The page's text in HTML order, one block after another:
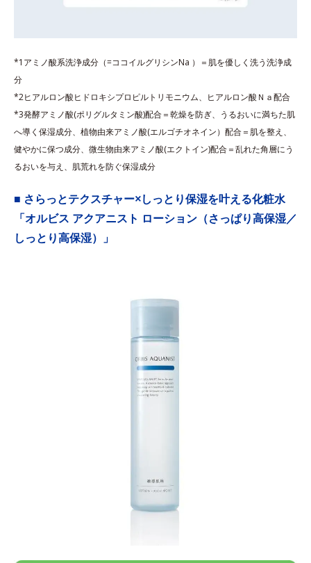
*1アミノ酸系洗浄成分（=ココイルグリシンNa ）＝肌を優しく洗う洗浄成
分
*2ヒアルロン酸ヒドロキシプロピルトリモニウム、ヒアルロン酸Ｎａ配合
*3発酵アミノ酸(ポリグルタミン酸)配合＝乾燥を防ぎ、うるおいに満ちた肌
へ導く保湿成分、植物由来アミノ酸(エルゴチオネイン）配合＝肌を整え、
健やかに保つ成分、微生物由来アミノ酸(エクトイン)配合＝乱れた角層にう
るおいを与え、肌荒れを防ぐ保湿成分
■ さらっとテクスチャー×しっとり保湿を叶える化粧水
「オルビス アクアニスト ローション（さっぱり高保湿／
しっとり高保湿）」